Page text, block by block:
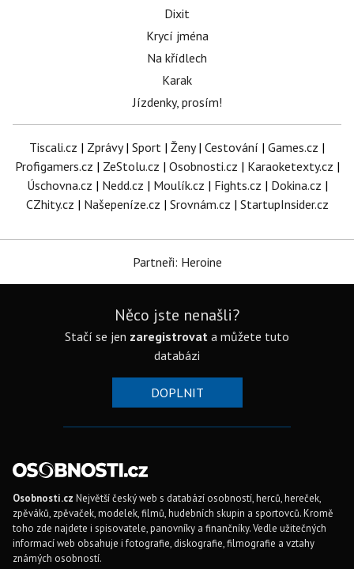
Dixit
Krycí jména
Na křídlech
Karak
Jízdenky, prosím!
Tiscali.cz | Zprávy| Sport | Ženy| Cestování | Games.cz |
Profigamers.cz | ZeStolu.cz | Osobnosti.cz | Karaoketexty.cz |
Úschovna.cz | Nedd.cz | Moulík.cz | Fights.cz | Dokina.cz |
CZhity.cz | Našepeníze.cz | Srovnám.cz | StartupInsider.cz
Partneři: Heroine
Něco jste nenašli?
Stačí se jen zaregistrovat a můžete tuto
databázi
DOPLNIT
Osobnosti.cz Největší český web s databází osobností, herců, hereček,
zpěváků, zpěvaček, modelek, filmů, hudebních skupin a sportovců. Kromě
toho zde najdete i spisovatele, panovníky a finančníky. Vedle užitečných
informací web obsahuje i fotografie, diskografie, filmografie a vztahy
známých osobností.